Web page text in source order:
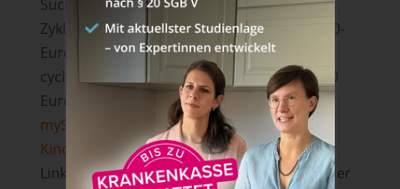
Suchst du schon länger nach einem
Zyklustracker? Dann nutze gerne unseren 10-
Euro-Gutscheincode für die Bestellung bei
cyclotest. Du kannst auch das myWay mit 10
Euro Rabatt erwerben. Bestelle hier dein
mySense
, hier dasmyWayoder das
Kinderwunschbundle. Klicke einfach auf die
Links – deine 10 € werden automatisch bei der